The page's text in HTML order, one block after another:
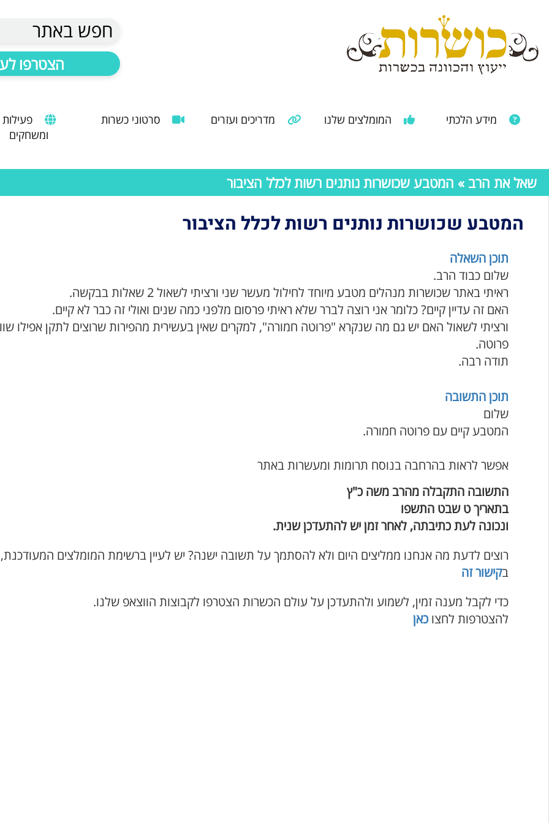
חפש באתר
הצטרפו
מידע הלכתי המומלצים שלנו מדריכים ועזרים סרטוני כשרות
פעילות
ומשחקים
שאל את הרב » המטבע שכושרות נותנים רשות לכלל הציבור
המטבע שכושרות נותנים רשות לכלל הציבור
תוכן השאלה
שלום כבוד הרב.
ראיתי באתר שכושרות מנהלים מטבע מיוחד לחילול מעשר שני ורציתי לשאול 2 שאלות בבקשה.
האם זה עדיין קיים? כלומר אני רוצה לברר שלא ראיתי פרסום מלפני כמה שנים ואולי זה כבר לא קיים.
ורציתי לשאול האם יש גם מה שנקרא "פרוטה חמורה", למקרים שאין בעשירית מהפירות שרוצים לתקן אפילו
פרוטה.
תודה רבה.
תוכן התשובה
שלום
המטבע קיים עם פרוטה חמורה.
אפשר לראות בהרחבה בנוסח תרומות ומעשרות באתר
התשובה התקבלה מהרב משה כ"ץ
בתאריך ט שבט התשפו
ונכונה לעת כתיבתה, לאחר זמן יש להתעדכן שנית.
רוצים לדעת מה אנחנו ממליצים היום ולא להסתמך על תשובה ישנה? יש לעיין ברשימת המומלצים המעודכנת,
בקישור זה
כדי לקבל מענה זמין, לשמוע ולהתעדכן על עולם הכשרות הצטרפו לקבוצות הווצאפ שלנו.
להצטרפות לחצו כאן